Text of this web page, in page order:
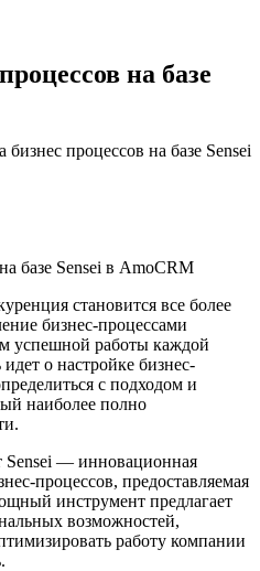
на базе
бизнес процессов на базе Sensei
базе Sensei в AmoCRM
становится все более
бизнес-процессами
успешной работы каждой
о настройке бизнес-
с подходом и
наиболее полно
Sensei — инновационная
процессов, предоставляемая
инструмент предлагает
возможностей,
работу компании